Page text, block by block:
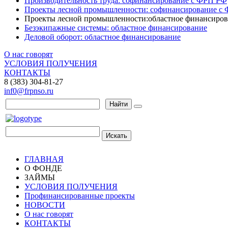
Проекты лесной промышленности: софинансирование
Проекты лесной промышленности:областное
Безэкипажные системы: областное финансирование
Деловой оборот: областное финансирование
О нас говорят
УСЛОВИЯ ПОЛУЧЕНИЯ
КОНТАКТЫ
8 (383) 304-81-27
inf0@frpnso.ru
Найти
Искать
ГЛАВНАЯ
О ФОНДЕ
ЗАЙМЫ
УСЛОВИЯ ПОЛУЧЕНИЯ
Профинансированные проекты
НОВОСТИ
О нас говорят
КОНТАКТЫ